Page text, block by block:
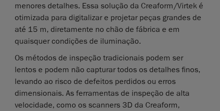
menores detalhes. Essa solução da Creaform/Virtek é
otimizada para digitalizar e projetar peças grandes de
até 15 m, diretamente no chão de fábrica e em
quaisquer condições de iluminação.
Os métodos de inspeção tradicionais podem ser
lentos e podem não capturar todos os detalhes finos,
levando ao risco de defeitos perdidos ou erros
dimensionais. As ferramentas de inspeção de alta
velocidade, como os scanners 3D da Creaform,